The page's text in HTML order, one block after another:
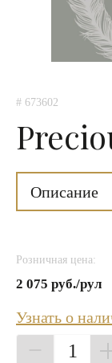
# 673602
Описание
Розничная цена:
2 075 руб./рул
Узнать о
1